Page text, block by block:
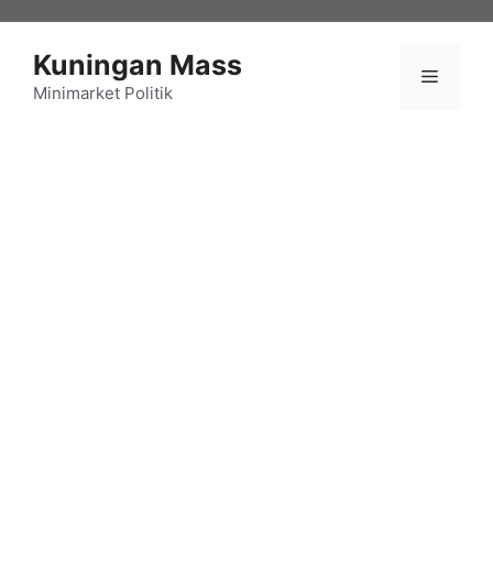
Kuningan Mass
Minimarket Politik
Menu